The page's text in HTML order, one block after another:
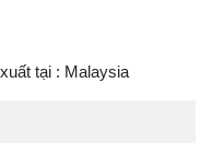
tại : Malaysia